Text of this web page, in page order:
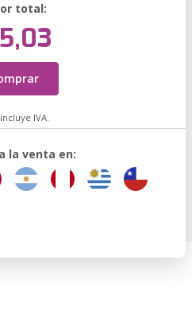
total:
IVA.
la venta en: